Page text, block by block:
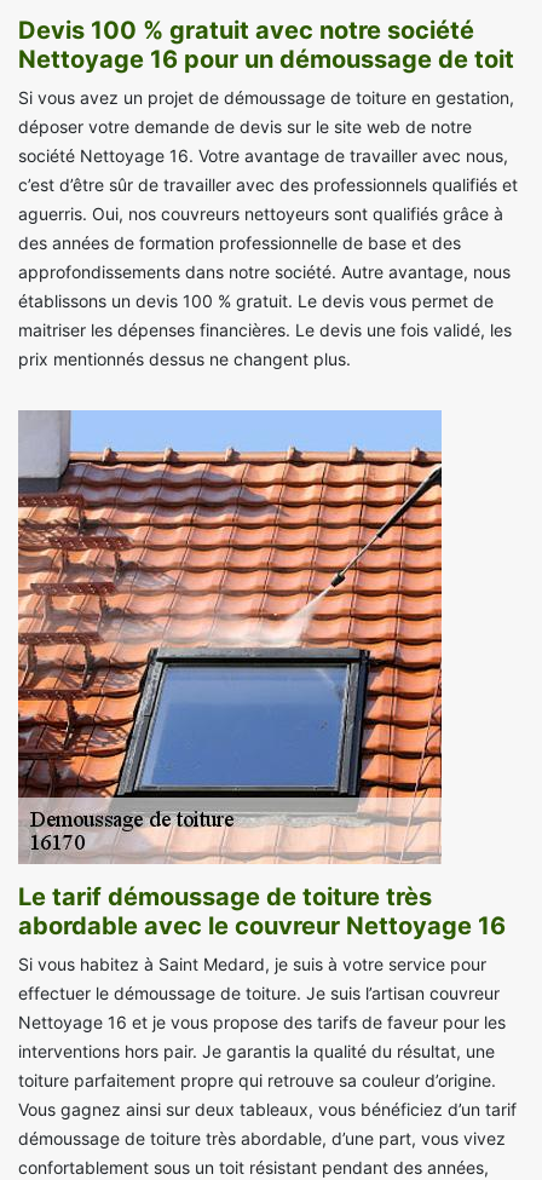
Devis 100 % gratuit avec notre société
Nettoyage 16 pour un démoussage de toit
Si vous avez un projet de démoussage de toiture en gestation,
déposer votre demande de devis sur le site web de notre
société Nettoyage 16. Votre avantage de travailler avec nous,
c’est d’être sûr de travailler avec des professionnels qualifiés et
aguerris. Oui, nos couvreurs nettoyeurs sont qualifiés grâce à
des années de formation professionnelle de base et des
approfondissements dans notre société. Autre avantage, nous
établissons un devis 100 % gratuit. Le devis vous permet de
maitriser les dépenses financières. Le devis une fois validé, les
prix mentionnés dessus ne changent plus.
Le tarif démoussage de toiture très
abordable avec le couvreur Nettoyage 16
Si vous habitez à Saint Medard, je suis à votre service pour
effectuer le démoussage de toiture. Je suis l’artisan couvreur
Nettoyage 16 et je vous propose des tarifs de faveur pour les
interventions hors pair. Je garantis la qualité du résultat, une
toiture parfaitement propre qui retrouve sa couleur d’origine.
Vous gagnez ainsi sur deux tableaux, vous bénéficiez d’un tarif
démoussage de toiture très abordable, d’une part, vous vivez
confortablement sous un toit résistant pendant des années,